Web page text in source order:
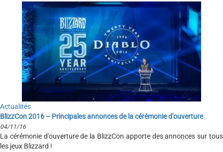
Actualités
BlizzCon 2016 – Principales annonces de la cérémonie d’ouverture
04/11/16
La cérémonie d'ouverture de la BlizzCon apporte des annonces sur tous
les jeux Blizzard !